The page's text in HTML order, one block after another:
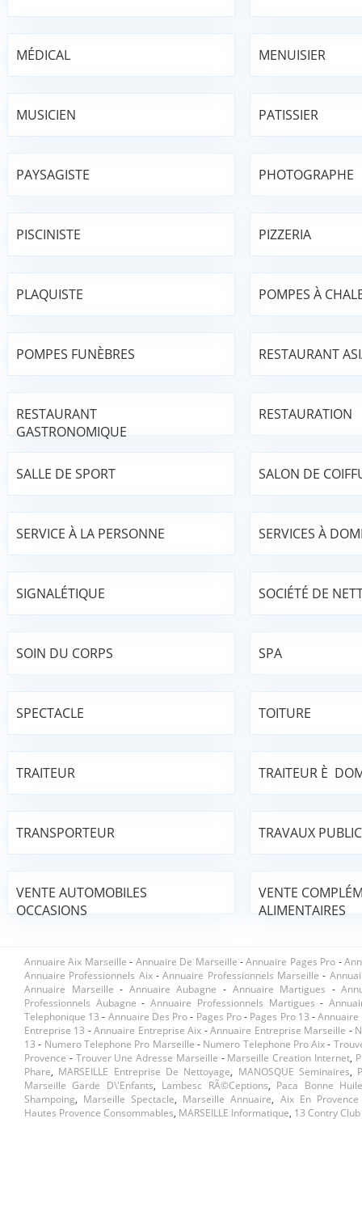
MÉDICAL MENUISIER
MUSICIEN PATISSIER
PAYSAGISTE PHOTOGRAPHE
PISCINISTE PIZZERIA
PLAQUISTE POMPES À
POMPES FUNÈBRES RESTAURANT
RESTAURANT
GASTRONOMIQUE
RESTAURATION
SALLE DE SPORT SALON DE
SERVICE À LA PERSONNE SERVICES À
SIGNALÉTIQUE SOCIÉTÉ DE
SOIN DU CORPS SPA
SPECTACLE TOITURE
TRAITEUR TRAITEUR È
TRANSPORTEUR TRAVAUX
VENTE AUTOMOBILES
OCCASIONS
VENTE
ALIMENTAIRES
Annuaire Aix Marseille - Annuaire De Marseille -Annuaire Pages Pro -
Annuaire Professionnels Aix -Annuaire Professionnels Marseille -
Annuaire Marseille - Annuaire Aubagne - Annuaire Martigues -
Professionnels Aubagne -Annuaire Professionnels Martigues -
Telephonique 13 - Annuaire Des Pro- Pages Pro- Pages Pro 13 -Annuaire
Entreprise 13 -Annuaire Entreprise Aix -Annuaire Entreprise Marseille -
13 - Numero Telephone Pro Marseille - Numero Telephone Pro Aix-
Provence - Trouver Une Adresse Marseille - Marseille Creation Internet,
Phare, MARSEILLE Entreprise De Nettoyage, MANOSQUE Seminaires,
Marseille Garde D\'enfants, Lambesc RÃ©ceptions, Paca Bonne
Shampoing, Marseille Spectacle, Marseille Annuaire, Aix En
Hautes Provence Consommables, MARSEILLE Informatique, 13 Contry Club